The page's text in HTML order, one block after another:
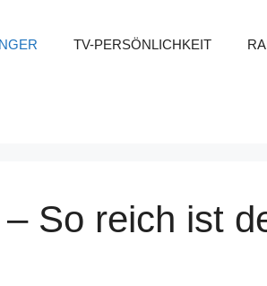
TV-PERSÖNLICHKEIT
So reich ist